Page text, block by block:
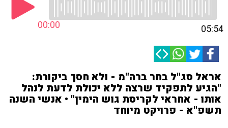
00:00 05:54
אראל סג"ל בחר ברה"מ - ולא חסך ביקורת:
"הגיע לתפקיד שרצה ללא יכולת לדעת לנהל
אותו - אחראי לקריסת גוש הימין" • אנשי השנה
תשפ"א - פרויקט מיוחד